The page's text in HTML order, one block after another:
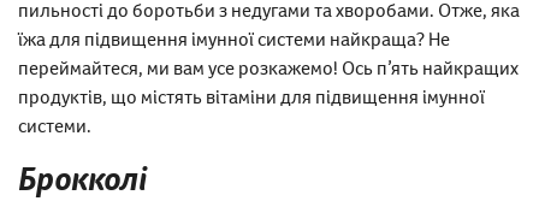
пильності до боротьби з недугами та хворобами. Отже, яка
їжа для підвищення імунної системи найкраща? Не
переймайтеся, ми вам усе розкажемо! Ось п’ять найкращих
продуктів, що містять вітаміни для підвищення імунної
системи.
Брокколі